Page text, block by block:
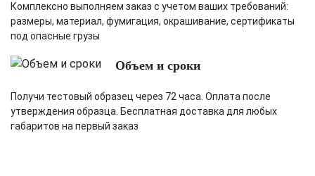
Комплексно выполняем заказ с учетом ваших требований:
размеры, материал, фумигация, окрашивание, сертификаты
под опасные грузы
Объем и сроки
Получи тестовый образец через 72 часа. Оплата после
утверждения образца. Бесплатная доставка для любых
габаритов на первый заказ